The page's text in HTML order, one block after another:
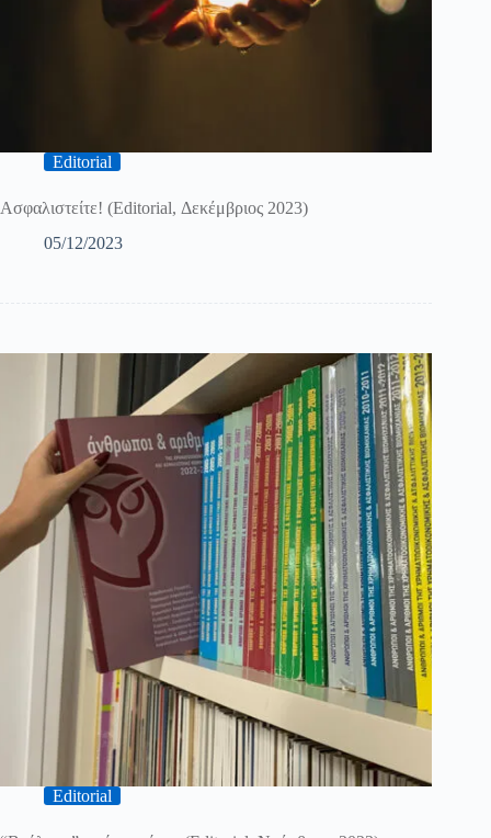
Editorial
Ασφαλιστείτε! (Editorial, Δεκέμβριος 2023)
05/12/2023
Editorial